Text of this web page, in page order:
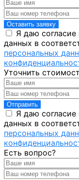
Оставить заявку
Я даю согласие
данных в
персональных
Уточнить
Отправить
Я даю согласие
данных в
персональных
Есть вопрос?